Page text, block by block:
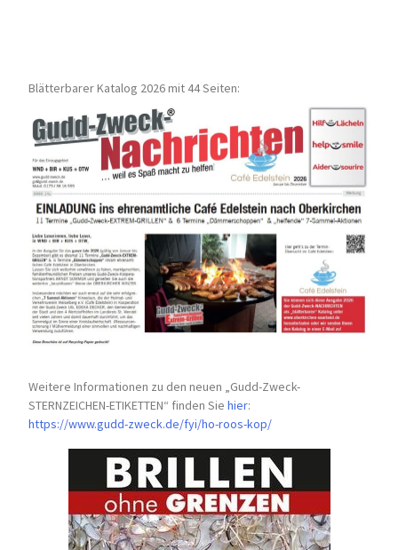
Blätterbarer Katalog 2026 mit 44 Seiten:
Weitere Informationen zu den neuen „Gudd-Zweck-
STERNZEICHEN-ETIKETTEN“ finden Siehier:
https://www.gudd-zweck.de/fyi/ho-roos-kop/